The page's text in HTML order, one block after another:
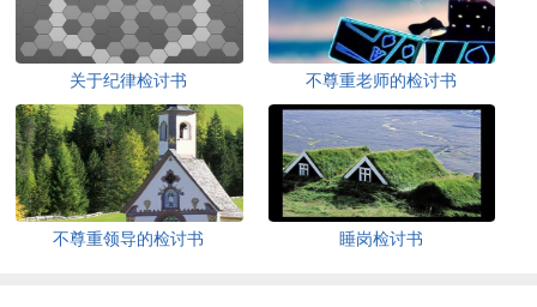
关于纪律检讨书 不尊重老师的检讨书
不尊重领导的检讨书 睡岗检讨书